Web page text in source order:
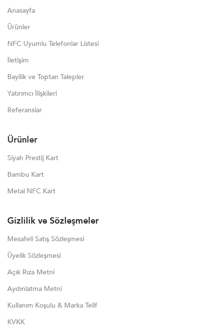
Anasayfa
Ürünler
NFC Uyumlu Telefonlar Listesi
İletişim
Bayilik ve Toptan Talepler
Yatırımcı İlişkileri
Referanslar
Ürünler
Siyah Prestij Kart
Bambu Kart
Metal NFC Kart
Gizlilik ve Sözleşmeler
Mesafeli Satış Sözleşmesi
Üyelik Sözleşmesi
Açık Rıza Metni
Aydınlatma Metni
Kullanım Koşulu & Marka Telif
KVKK